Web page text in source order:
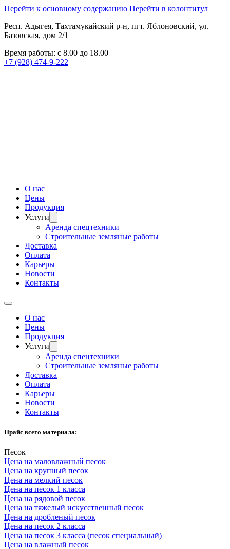
Перейти к основному содержанию Перейти в колонтитул
Респ. Адыгея, Тахтамукайский р-н, пгт. Яблоновский, ул.
Базовская, дом 2/1
Время работы: с 8.00 до 18.00
+7 (928) 474-9-222
О нас
Цены
Продукция
Услуги
Аренда спецтехники
Строительные земляные работы
Доставка
Оплата
Карьеры
Новости
Контакты
О нас
Цены
Продукция
Услуги
Аренда спецтехники
Строительные земляные работы
Доставка
Оплата
Карьеры
Новости
Контакты
Прайс всего материала:
Песок
Цена на маловлажный песок
Цена на крупный песок
Цена на мелкий песок
Цена на песок 1 класса
Цена на рядовой песок
Цена на тяжелый искусственный песок
Цена на дробленый песок
Цена на песок 2 класса
Цена на песок 3 класса (песок специальный)
Цена на влажный песок